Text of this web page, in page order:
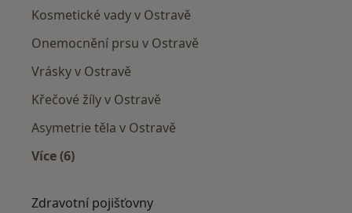
Kosmetické vady v Ostravě
Onemocnění prsu v Ostravě
Vrásky v Ostravě
Křečové žíly v Ostravě
Asymetrie těla v Ostravě
Více (6)
Zdravotní pojišťovny